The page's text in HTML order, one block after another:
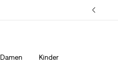
Damen Kinder